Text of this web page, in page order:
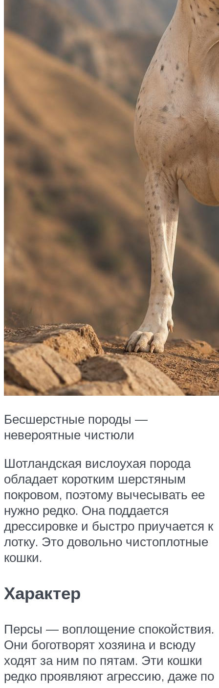
Бесшерстные породы —
невероятные чистюли
Шотландская вислоухая порода
обладает коротким шерстяным
покровом, поэтому вычесывать ее
нужно редко. Она поддается
дрессировке и быстро приучается к
лотку. Это довольно чистоплотные
кошки.
Характер
Персы — воплощение спокойствия.
Они боготворят хозяина и всюду
ходят за ним по пятам. Эти кошки
редко проявляют агрессию, даже по